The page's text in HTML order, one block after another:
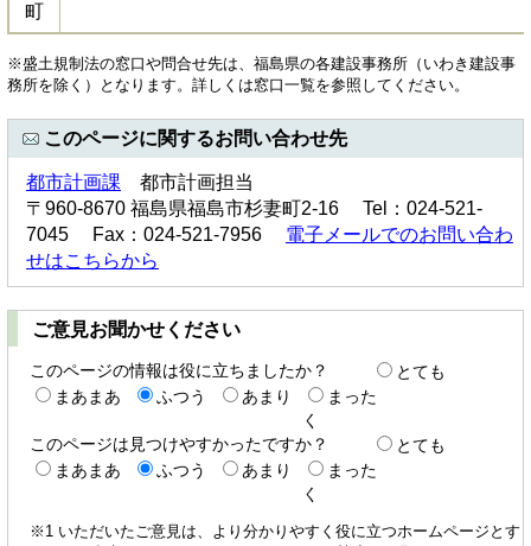
町
※盛土規制法の窓口や問合せ先は、福島県の各建設事務所（いわき建設事
務所を除く）となります。詳しくは窓口一覧を参照してください。
このページに関するお問い合わせ先
都市計画課 都市計画担当
〒960-8670 福島県福島市杉妻町2-16 Tel：024-521-
7045 Fax：024-521-7956 電子メールでのお問い合わ
せはこちらから
ご意見お聞かせください
このページの情報は役に立ちましたか？
とても
まあまあ
ふつう あまり
まった
く
このページは見つけやすかったですか？
とても
まあまあ
ふつう あまり
まった
く
※1 いただいたご意見は、より分かりやすく役に立つホームページとす